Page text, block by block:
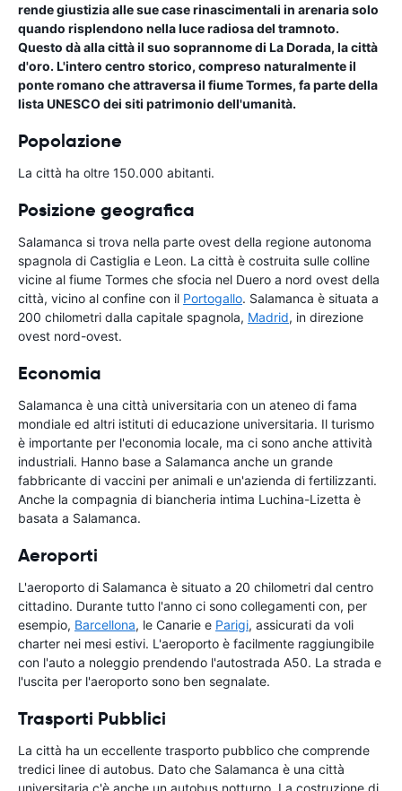
rende giustizia alle sue case rinascimentali in arenaria solo
quando risplendono nella luce radiosa del tramnoto.
Questo dà alla città il suo soprannome di La Dorada, la città
d'oro. L'intero centro storico, compreso naturalmente il
ponte romano che attraversa il fiume Tormes, fa parte della
lista UNESCO dei siti patrimonio dell'umanità.
Popolazione
La città ha oltre 150.000 abitanti.
Posizione geografica
Salamanca si trova nella parte ovest della regione autonoma
spagnola di Castiglia e Leon. La città è costruita sulle colline
vicine al fiume Tormes che sfocia nel Duero a nord ovest della
città, vicino al confine con il Portogallo. Salamanca è situata a
200 chilometri dalla capitale spagnola, Madrid, in direzione
ovest nord-ovest.
Economia
Salamanca è una città universitaria con un ateneo di fama
mondiale ed altri istituti di educazione universitaria. Il turismo
è importante per l'economia locale, ma ci sono anche attività
industriali. Hanno base a Salamanca anche un grande
fabbricante di vaccini per animali e un'azienda di fertilizzanti.
Anche la compagnia di biancheria intima Luchina-Lizetta è
basata a Salamanca.
Aeroporti
L'aeroporto di Salamanca è situato a 20 chilometri dal centro
cittadino. Durante tutto l'anno ci sono collegamenti con, per
esempio, Barcellona, le Canarie e Parigi, assicurati da voli
charter nei mesi estivi. L'aeroporto è facilmente raggiungibile
con l'auto a noleggio prendendo l'autostrada A50. La strada e
l'uscita per l'aeroporto sono ben segnalate.
Trasporti Pubblici
La città ha un eccellente trasporto pubblico che comprende
tredici linee di autobus. Dato che Salamanca è una città
universitaria c'è anche un autobus notturno. La costruzione di